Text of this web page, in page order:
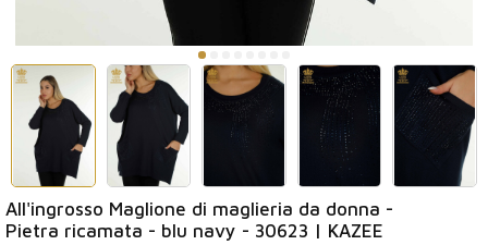
All'ingrosso Maglione di maglieria da donna -
Pietra ricamata - blu navy - 30623 | KAZEE